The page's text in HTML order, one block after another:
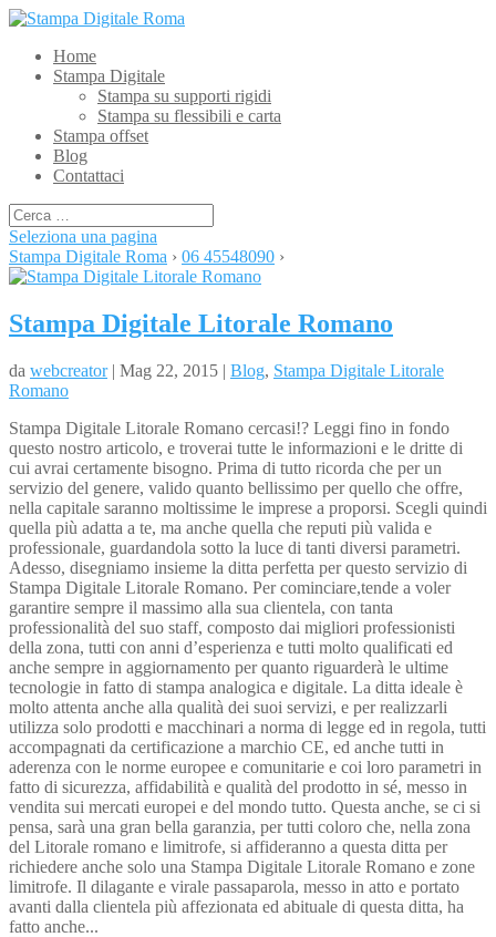
Home
Stampa Digitale
Stampa su supporti rigidi
Stampa su flessibili e carta
Stampa offset
Blog
Contattaci
Seleziona una pagina
Stampa Digitale Roma › 06 45548090 ›
Stampa Digitale Litorale Romano
da webcreator| Mag 22, 2015 | Blog, Stampa Digitale Litorale
Romano
Stampa Digitale Litorale Romano cercasi!? Leggi fino in fondo
questo nostro articolo, e troverai tutte le informazioni e le dritte di
cui avrai certamente bisogno. Prima di tutto ricorda che per un
servizio del genere, valido quanto bellissimo per quello che offre,
nella capitale saranno moltissime le imprese a proporsi. Scegli quindi
quella più adatta a te, ma anche quella che reputi più valida e
professionale, guardandola sotto la luce di tanti diversi parametri.
Adesso, disegniamo insieme la ditta perfetta per questo servizio di
Stampa Digitale Litorale Romano. Per cominciare,tende a voler
garantire sempre il massimo alla sua clientela, con tanta
professionalità del suo staff, composto dai migliori professionisti
della zona, tutti con anni d’esperienza e tutti molto qualificati ed
anche sempre in aggiornamento per quanto riguarderà le ultime
tecnologie in fatto di stampa analogica e digitale. La ditta ideale è
molto attenta anche alla qualità dei suoi servizi, e per realizzarli
utilizza solo prodotti e macchinari a norma di legge ed in regola, tutti
accompagnati da certificazione a marchio CE, ed anche tutti in
aderenza con le norme europee e comunitarie e coi loro parametri in
fatto di sicurezza, affidabilità e qualità del prodotto in sé, messo in
vendita sui mercati europei e del mondo tutto. Questa anche, se ci si
pensa, sarà una gran bella garanzia, per tutti coloro che, nella zona
del Litorale romano e limitrofe, si affideranno a questa ditta per
richiedere anche solo una Stampa Digitale Litorale Romano e zone
limitrofe. Il dilagante e virale passaparola, messo in atto e portato
avanti dalla clientela più affezionata ed abituale di questa ditta, ha
fatto anche...